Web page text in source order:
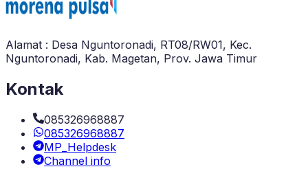
Alamat : Desa Nguntoronadi, RT08/RW01, Kec.
Nguntoronadi, Kab. Magetan, Prov. Jawa Timur
Kontak
085326968887
085326968887
MP_Helpdesk
Channel info